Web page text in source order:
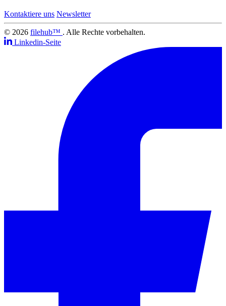
Kontaktiere uns Newsletter
© 2026 filehub™ . Alle Rechte vorbehalten.
Linkedin-Seite